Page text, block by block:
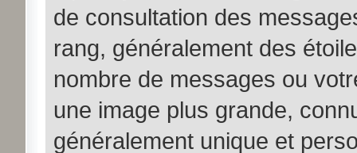
de consultation des
rang, généralement des
nombre de messages ou
une image plus grande,
généralement unique et